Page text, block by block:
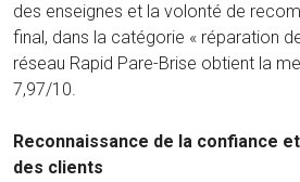
des enseignes et la volonté de
final, dans la catégorie « réparation
réseau Rapid Pare-Brise obtient la
7,97/10.
Reconnaissance de la confiance
des clients